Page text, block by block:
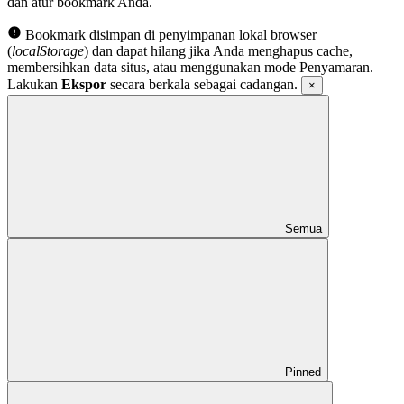
Bookmark disimpan di penyimpanan lokal browser
(localStorage) dan dapat hilang jika Anda menghapus cache,
membersihkan data situs, atau menggunakan mode Penyamaran.
Lakukan Ekspor secara berkala sebagai cadangan. ×
Semua
Pinned